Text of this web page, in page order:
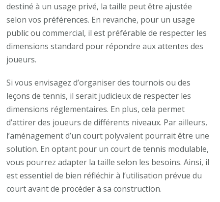
destiné à un usage privé, la taille peut être ajustée
selon vos préférences. En revanche, pour un usage
public ou commercial, il est préférable de respecter les
dimensions standard pour répondre aux attentes des
joueurs.
Si vous envisagez d’organiser des tournois ou des
leçons de tennis, il serait judicieux de respecter les
dimensions réglementaires. En plus, cela permet
d’attirer des joueurs de différents niveaux. Par ailleurs,
l’aménagement d’un court polyvalent pourrait être une
solution. En optant pour un court de tennis modulable,
vous pourrez adapter la taille selon les besoins. Ainsi, il
est essentiel de bien réfléchir à l’utilisation prévue du
court avant de procéder à sa construction.